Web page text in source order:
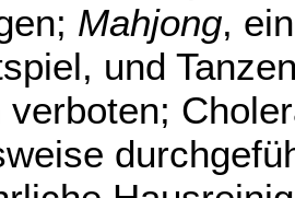
Mahjong,
und
verboten;